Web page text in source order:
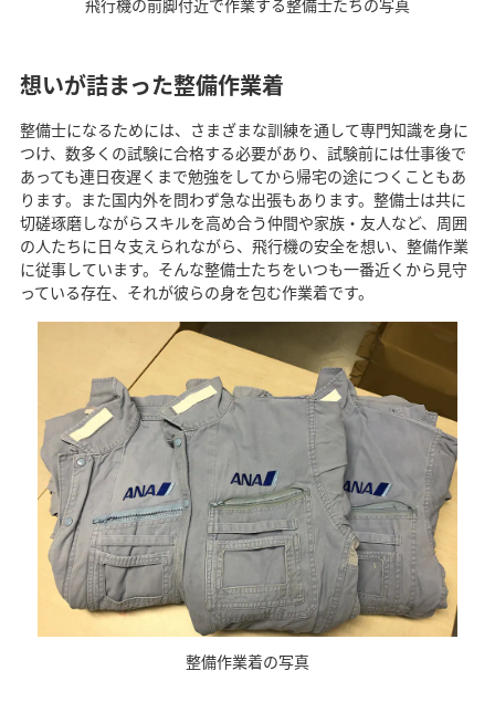
飛行機の前脚付近で作業する整備士たちの写真
想いが詰まった整備作業着
整備士になるためには、さまざまな訓練を通して専門知識を身に
つけ、数多くの試験に合格する必要があり、試験前には仕事後で
あっても連日夜遅くまで勉強をしてから帰宅の途につくこともあ
ります。また国内外を問わず急な出張もあります。整備士は共に
切磋琢磨しながらスキルを高め合う仲間や家族・友人など、周囲
の人たちに日々支えられながら、飛行機の安全を想い、整備作業
に従事しています。そんな整備士たちをいつも一番近くから見守
っている存在、それが彼らの身を包む作業着です。
整備作業着の写真